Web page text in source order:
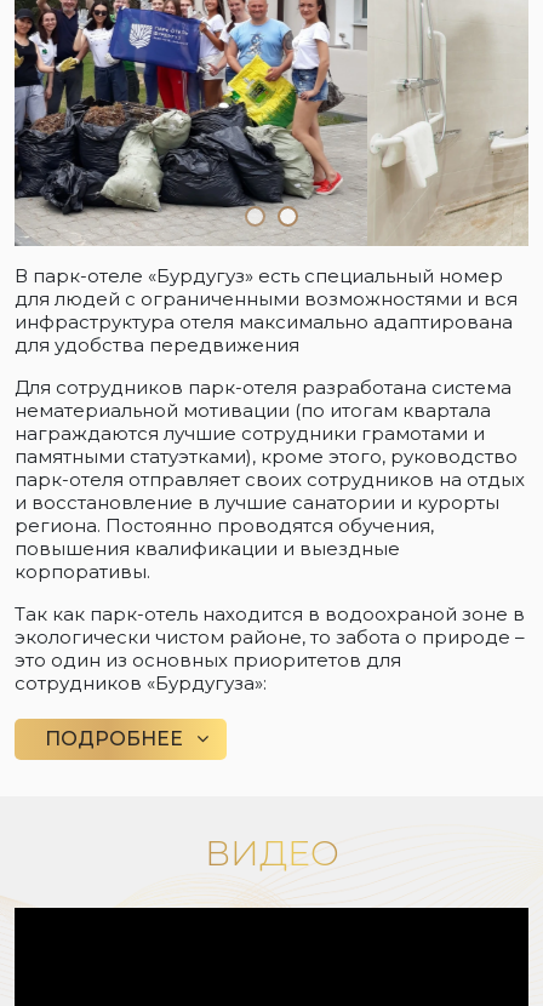
В парк-отеле «Бурдугуз» есть специальный номер
для людей с ограниченными возможностями и вся
инфраструктура отеля максимально адаптирована
для удобства передвижения
Для сотрудников парк-отеля разработана система
нематериальной мотивации (по итогам квартала
награждаются лучшие сотрудники грамотами и
памятными статуэтками), кроме этого, руководство
парк-отеля отправляет своих сотрудников на отдых
и восстановление в лучшие санатории и курорты
региона. Постоянно проводятся обучения,
повышения квалификации и выездные
корпоративы.
Так как парк-отель находится в водоохраной зоне в
экологически чистом районе, то забота о природе –
это один из основных приоритетов для
сотрудников «Бурдугуза»:
ПОДРОБНЕЕ
ВИДЕО